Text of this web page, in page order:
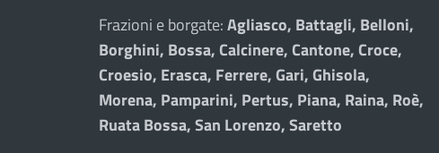
Frazioni e borgate:Agliasco, Battagli, Belloni,
Borghini, Bossa, Calcinere, Cantone, Croce,
Croesio, Erasca, Ferrere, Gari, Ghisola,
Morena, Pamparini, Pertus, Piana, Raina, Roè,
Ruata Bossa, San Lorenzo, Saretto